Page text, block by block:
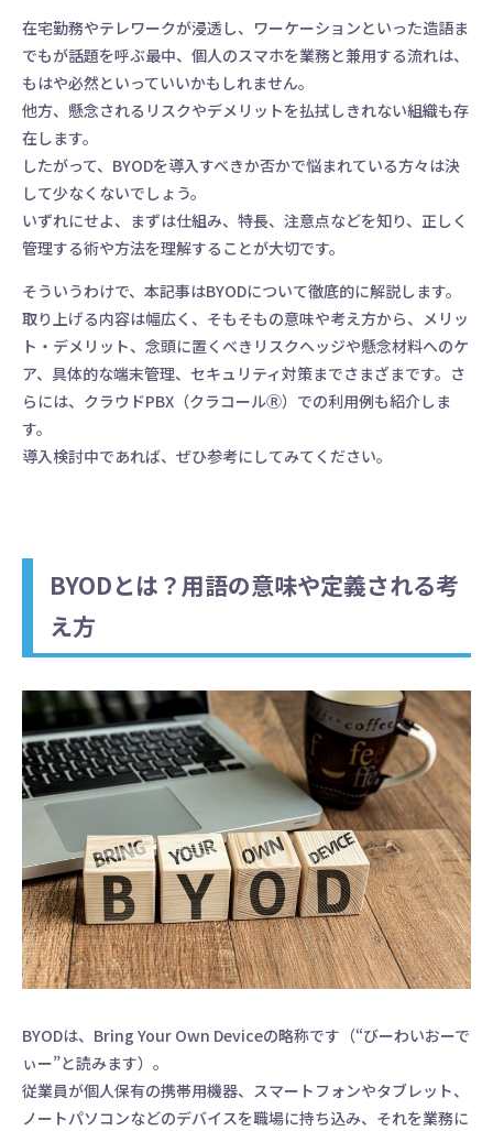
在宅勤務やテレワークが浸透し、ワーケーションといった造語ま
でもが話題を呼ぶ最中、個人のスマホを業務と兼用する流れは、
もはや必然といっていいかもしれません。
他方、懸念されるリスクやデメリットを払拭しきれない組織も存
在します。
したがって、BYODを導入すべきか否かで悩まれている方々は決
して少なくないでしょう。
いずれにせよ、まずは仕組み、特長、注意点などを知り、正しく
管理する術や方法を理解することが大切です。
そういうわけで、本記事はBYODについて徹底的に解説します。
取り上げる内容は幅広く、そもそもの意味や考え方から、メリッ
ト・デメリット、念頭に置くべきリスクヘッジや懸念材料へのケ
ア、具体的な端末管理、セキュリティ対策までさまざまです。さ
らには、クラウドPBX（クラコールⓇ）での利用例も紹介しま
す。
導入検討中であれば、ぜひ参考にしてみてください。
BYODとは？用語の意味や定義される考
え方
BYODは、Bring Your Own Deviceの略称です（“びーわいおーで
ぃー”と読みます）。
従業員が個人保有の携帯用機器、スマートフォンやタブレット、
ノートパソコンなどのデバイスを職場に持ち込み、それを業務に